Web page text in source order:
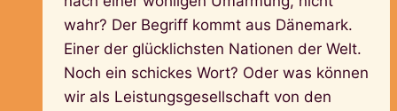
wahr? Der Begriff kommt aus Dänemark.
Einer der glücklichsten Nationen der Welt.
Noch ein schickes Wort? Oder was können
wir als Leistungsgesellschaft von den